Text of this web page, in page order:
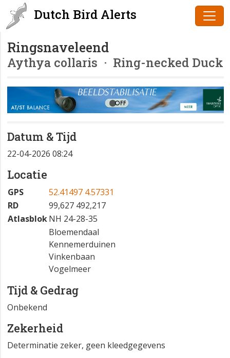
Dutch Bird Alerts
Ringsnaveleend
Aythya collaris · Ring-necked Duck
Datum & Tijd
22-04-2026 08:24
Locatie
GPS
52.41497 4.57331
RD
99,627 492,217
AtlasblokNH 24-28-35
Bloemendaal
Kennemerduinen
Vinkenbaan
Vogelmeer
Tijd & Gedrag
Onbekend
Zekerheid
Determinatie zeker, geen kleedgegevens